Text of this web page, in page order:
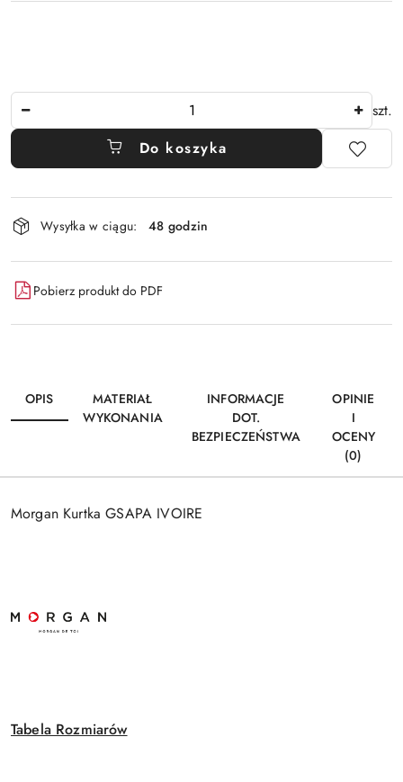
szt.
Do koszyka
Dostępność
i
dostawa
Wysyłka w ciągu: 48 godzin
Pobierz produkt do PDF
OPIS
MATERIAŁ
WYKONANIA
INFORMACJE
DOT.
BEZPIECZEŃSTWA
OPINIE
I
OCENY
(0)
Morgan Kurtka GSAPA IVOIRE
Tabela Rozmiarów